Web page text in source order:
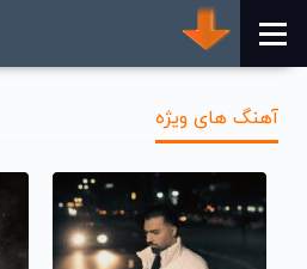
آهنگ های ویژه